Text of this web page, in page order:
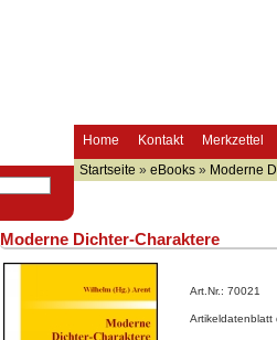
Home Kontakt Merkzettel
Startseite » eBooks » Moderne
Moderne Dichter-Charaktere
Art.Nr.: 70021
Artikeldatenblatt